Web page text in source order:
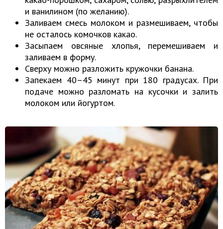
и ванилином (по желанию).
Заливаем смесь молоком и размешиваем, чтобы
не осталось комочков какао.
Засыпаем овсяные хлопья, перемешиваем и
заливаем в форму.
Сверху можно разложить кружочки банана.
Запекаем 40–45 минут при 180 градусах. При
подаче можно разломать на кусочки и залить
молоком или йогуртом.